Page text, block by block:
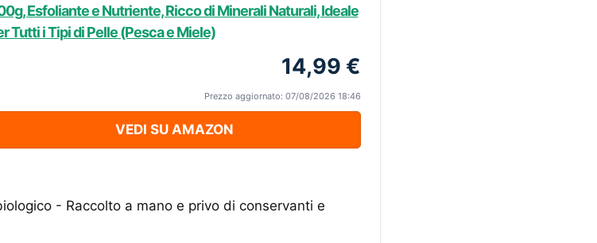
Esfoliante e Nutriente, Ricco di Minerali Naturali, Ideale
Tutti i Tipi di Pelle (Pesca e Miele)
14,99 €
Prezzo aggiornato: 07/08/2026 18:46
VEDI SU AMAZON
- Raccolto a mano e privo di conservanti e